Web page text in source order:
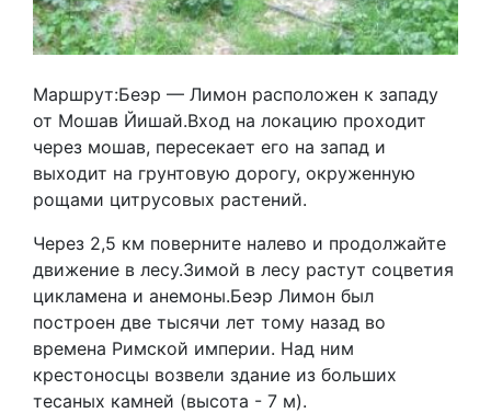
Маршрут:Беэр — Лимон расположен к западу
от Мошав Йишай.Вход на локацию проходит
через мошав, пересекает его на запад и
выходит на грунтовую дорогу, окруженную
рощами цитрусовых растений.
Через 2,5 км поверните налево и продолжайте
движение в лесу.Зимой в лесу растут соцветия
цикламена и анемоны.Беэр Лимон был
построен две тысячи лет тому назад во
времена Римской империи. Над ним
крестоносцы возвели здание из больших
тесаных камней (высота - 7 м).